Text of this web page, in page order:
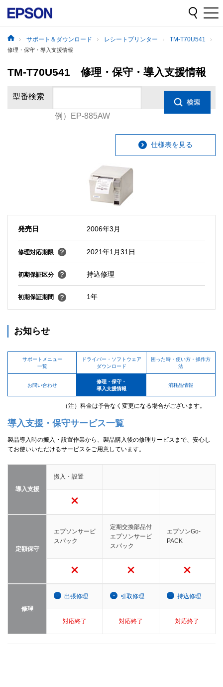
サポート＆ダウンロード レシートプリンター TM-T70U541
修理・保守・導入支援情報
TM-T70U541 修理・保守・導入支援情報
型番検索
例）EP-885AW
仕様表を見る
発売日 2006年3月
修理対応期限 2021年1月31日
初期保証区分 持込修理
初期保証期間 1年
お知らせ
サポートメニュー
一覧
ドライバー・ソフトウェア
ダウンロード
困った時・使い方・操作方
法
お問い合わせ
修理・保守・
導入支援情報
消耗品情報
（注）料金は予告なく変更になる場合がございます。
導入支援・保守サービス一覧
製品導入時の搬入・設置作業から、製品購入後の修理サービスまで、安心し
てお使いいただけるサービスをご用意しています。
導入支援
搬入・設置
定額保守
エプソンサービ
スパック
定期交換部品付
エプソンサービ
スパック
エプソンGo-
PACK
修理
出張修理 引取修理 持込修理
対応終了 対応終了 対応終了